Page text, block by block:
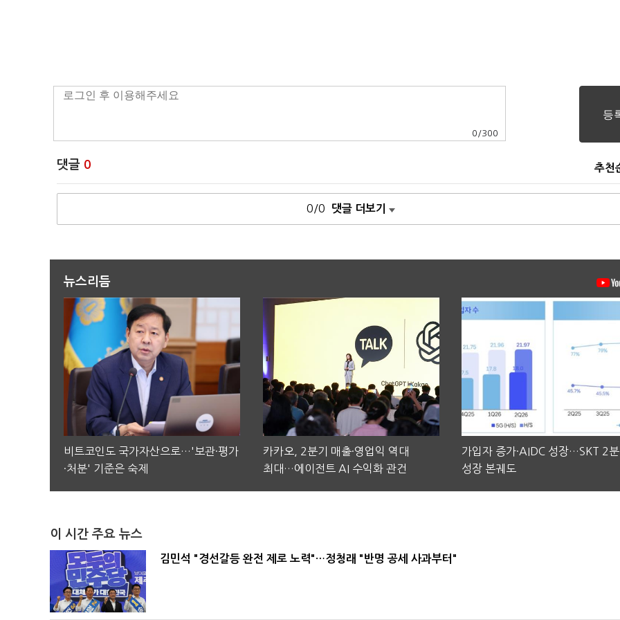
0 /300
댓글 0 추천
0/0 댓글 더보기
뉴스리듬
비트코인도 국가자산으로…'보관·평가
·처분' 기준은 숙제
카카오, 2분기 매출·영업익 역대
최대…에이전트 AI 수익화 관건
가입자 증가·AIDC 성장…SKT 2
성장 본궤도
이 시간 주요 뉴스
김민석 "경선갈등 완전 제로 노력"…정청래 "반명 공세 사과부터"